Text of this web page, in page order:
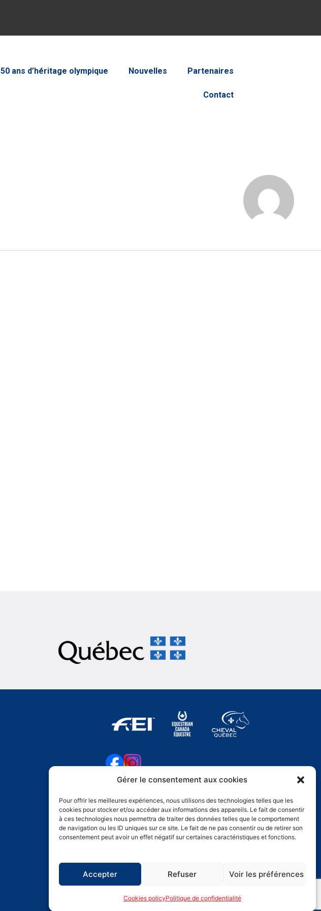
Gérer le consentement aux cookies
Pour offrir les meilleures expériences, nous utilisons des technologies telles que les
cookies pour stocker et/ou accéder aux informations des appareils. Le fait de consentir
à ces technologies nous permettra de traiter des données telles que le comportement
de navigation ou les ID uniques sur ce site. Le fait de ne pas consentir ou de retirer son
consentement peut avoir un effet négatif sur certaines caractéristiques et fonctions.
Accepter Refuser Voir les préférences
Cookies policyPolitique de confidentialité
50 ans d’héritage olympique Nouvelles Partenaires
Contact